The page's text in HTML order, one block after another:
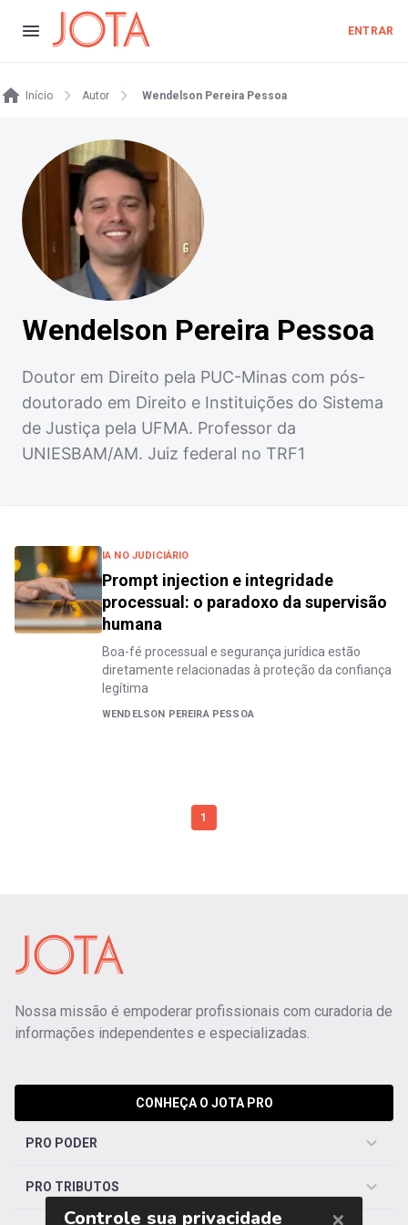
ENTRAR
Início Autor Wendelson Pereira Pessoa
Wendelson Pereira Pessoa
Doutor em Direito pela PUC-Minas com pós-
doutorado em Direito e Instituições do Sistema
de Justiça pela UFMA. Professor da
UNIESBAM/AM. Juiz federal no TRF1
IA NO JUDICIÁRIO
Prompt injection e integridade
processual: o paradoxo da supervisão
humana
Boa-fé processual e segurança jurídica estão
diretamente relacionadas à proteção da confiança
legítima
WENDELSON PEREIRA PESSOA
1
Nossa missão é empoderar profissionais com curadoria de
informações independentes e especializadas.
CONHEÇA O JOTA PRO
PRO PODER
PRO TRIBUTOS